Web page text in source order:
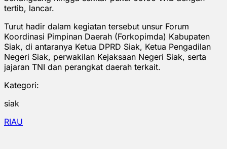
tertib, lancar.
Turut hadir dalam kegiatan tersebut unsur Forum
Koordinasi Pimpinan Daerah (Forkopimda) Kabupaten
Siak, di antaranya Ketua DPRD Siak, Ketua Pengadilan
Negeri Siak, perwakilan Kejaksaan Negeri Siak, serta
jajaran TNI dan perangkat daerah terkait.
Kategori:
siak
RIAU